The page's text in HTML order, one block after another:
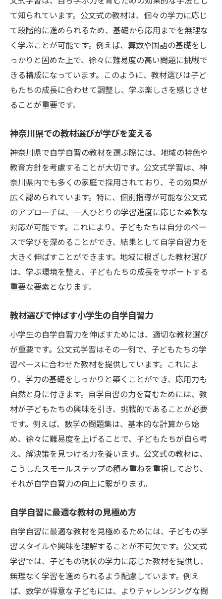
て知られています。公文式の教材は、個々の学力に応じ
て段階的に進められるため、基礎から応用までを無理な
く学ぶことが可能です。例えば、算数や国語の基礎をし
っかりと固めた上で、徐々に難易度の高い問題に挑戦で
きる構成になっています。このように、教材選びは子ど
もたちの成長に合わせて調整し、学ぶ楽しさを感じさせ
ることが重要です。
神奈川県での教材選びが学びを変える
神奈川県で自学自習の教材を選ぶ際には、地域の特色や
教育方針を考慮することが大切です。公文式学習は、神
奈川県内でも多くの家庭で採用されており、その効果が
広く認められています。特に、個別指導が可能な公文式
のアプローチは、一人ひとりの学習進度に応じた柔軟な
対応が可能です。これにより、子どもたちは自分のペー
スで学びを深めることができ、結果として自学自習力を
大きく伸ばすことができます。地域に根ざした教材選び
は、学ぶ環境を整え、子どもたちの成長をサポートする
重要な要素となります。
教材選びで伸ばす小学生の自学自習力
小学生の自学自習力を伸ばすためには、適切な教材選び
が重要です。公文式学習はその一例で、子どもたちの学
習ペースに合わせた教材を提供しています。これによ
り、学力の基礎をしっかりと築くことができ、応用力も
自然と身に付きます。自学自習の力を育むためには、教
材が子どもたちの興味を引き、挑戦的であることが必要
です。例えば、数学の問題集は、基本的な計算から始
め、徐々に難易度を上げることで、子どもたちが自ら考
え、解決策を見つける力を養います。公文式の教材は、
こうしたスモールステップの積み重ねを重視しており、
それが自学自習力の向上に繋がります。
自学自習に最適な教材の見極め方
自学自習に最適な教材を見極めるためには、子どもの学
習スタイルや興味を理解することが不可欠です。公文式
学習では、子どもの現状の学力に応じた教材を提供し、
無理なく学習を進められるよう配慮しています。例え
ば、数学が得意な子どもには、よりチャレンジングな問